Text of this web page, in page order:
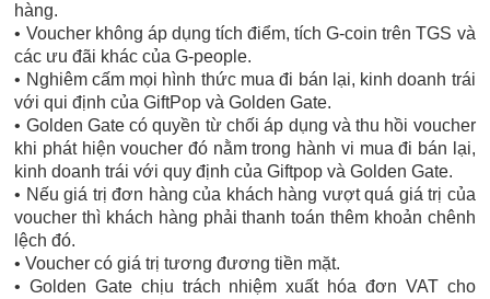
hàng.
• Voucher không áp dụng tích điểm, tích G-coin trên TGS và
các ưu đãi khác của G-people.
• Nghiêm cấm mọi hình thức mua đi bán lại, kinh doanh trái
với qui định của GiftPop và Golden Gate.
• Golden Gate có quyền từ chối áp dụng và thu hồi voucher
khi phát hiện voucher đó nằm trong hành vi mua đi bán lại,
kinh doanh trái với quy định của Giftpop và Golden Gate.
• Nếu giá trị đơn hàng của khách hàng vượt quá giá trị của
voucher thì khách hàng phải thanh toán thêm khoản chênh
lệch đó.
• Voucher có giá trị tương đương tiền mặt.
• Golden Gate chịu trách nhiệm xuất hóa đơn VAT cho